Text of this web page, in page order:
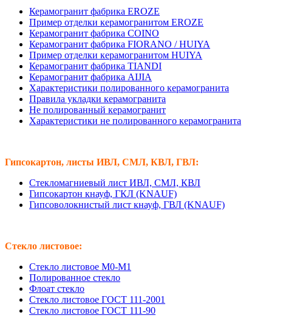
Керамогранит фабрика EROZE
Пример отделки керамогранитом EROZE
Керамогранит фабрика COINO
Керамогранит фабрика FIORANO / HUIYA
Пример отделки керамогранитом HUIYA
Керамогранит фабрика TIANDI
Керамогранит фабрика AIJIA
Характеристики полированного керамогранита
Правила укладки керамогранита
Не полированный керамогранит
Характеристики не полированного керамогранита
Гипсокартон, листы ИВЛ, СМЛ, КВЛ, ГВЛ:
Стекломагниевый лист ИВЛ, СМЛ, КВЛ
Гипсокартон кнауф, ГКЛ (KNAUF)
Гипсоволокнистый лист кнауф, ГВЛ (KNAUF)
Стекло листовое:
Стекло листовое М0-М1
Полированное стекло
Флоат стекло
Стекло листовое ГОСТ 111-2001
Стекло листовое ГОСТ 111-90